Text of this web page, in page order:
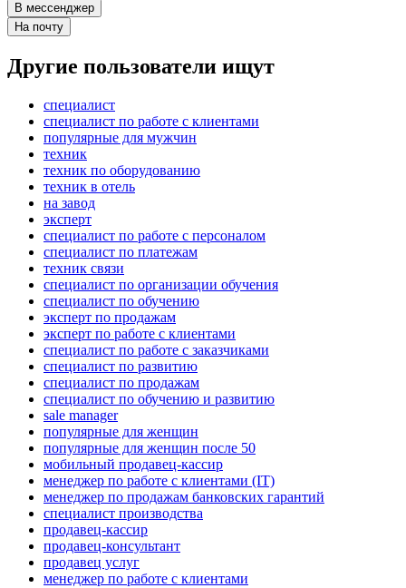
В мессенджер
На почту
Другие пользователи ищут
специалист
специалист по работе с клиентами
популярные для мужчин
техник
техник по оборудованию
техник в отель
на завод
эксперт
специалист по работе с персоналом
специалист по платежам
техник связи
специалист по организации обучения
специалист по обучению
эксперт по продажам
эксперт по работе с клиентами
специалист по работе с заказчиками
специалист по развитию
специалист по продажам
специалист по обучению и развитию
sale manager
популярные для женщин
популярные для женщин после 50
мобильный продавец-кассир
менеджер по работе с клиентами (IT)
менеджер по продажам банковских гарантий
специалист производства
продавец-кассир
продавец-консультант
продавец услуг
менеджер по работе с клиентами